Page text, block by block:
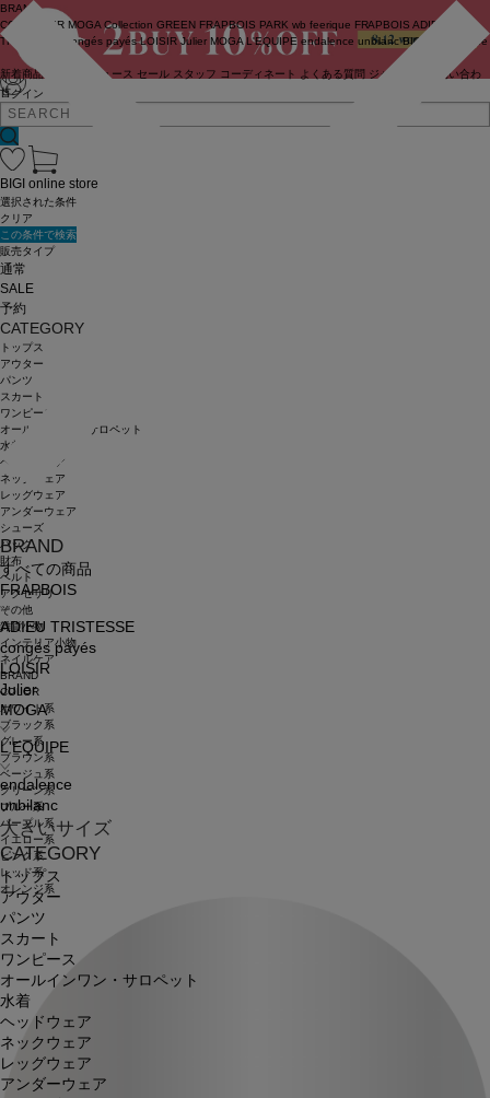
ログイン
BRAND
COUTURIER MOGA Collection GREEN FRAPBOIS PARK wb feerique FRAPBOIS ADIEU
TRISTESSE
congés payés LOISIR Julier MOGA L'EQUIPE endalence unbilanc BIGI online store
新着商品 ニュース セール スタッフ コーディネート よくある質問 ジャーナル
お問い合わ
せ
BRAND
すべての商品
FRAPBOIS
ADIEU TRISTESSE
congés payés
LOISIR
Julier
MOGA
L'EQUIPE
endalence
unbilanc
大きいサイズ
CATEGORY
トップス
アウター
パンツ
スカート
ワンピース
オールインワン・サロペット
水着
ヘッドウェア
ネックウェア
レッグウェア
アンダーウェア
BIGI online store
選択された条件
クリア
この条件で検索
販売タイプ
通常
SALE
予約
CATEGORY
トップス
アウター
パンツ
スカート
ワンピース
オールインワン・サロペット
水着
ヘッドウェア
ネックウェア
レッグウェア
アンダーウェア
シューズ
バッグ
財布
ベルト
アクセサリ
その他
雑貨小物
インテリア小物
ネイルケア
BRAND
COLOR
ホワイト系
ブラック系
グレー系
ブラウン系
ベージュ系
グリーン系
ブルー系
パープル系
イエロー系
ピンク系
レッド系
オレンジ系